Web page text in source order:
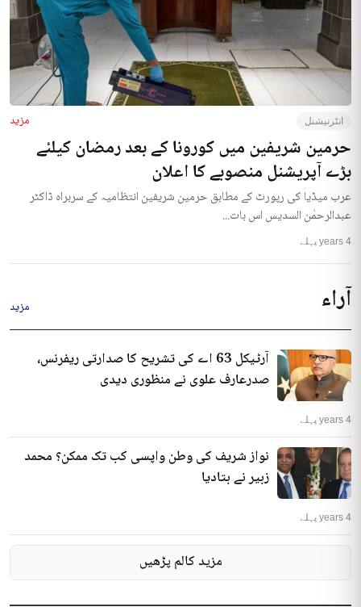
انٹرنیشنل مزید
حرمین شریفین میں کورونا کے بعد رمضان کیلئے
بڑے آپریشنل منصوبے کا اعلان
عرب میڈیا کی رپورٹ کے مطابق حرمین شریفین انتظامیہ کے سربراہ ڈاکٹر
عبدالرحمٰن السدیس اس بات...
4 years پہلے
آراء مزید
آرٹیکل 63 اے کی تشریح کا صدارتی ریفرنس،
صدرعارف علوی نے منظوری دیدی
4 years پہلے
نواز شریف کی وطن واپسی کب تک ممکن؟ محمد
زبیر نے بتادیا
4 years پہلے
مزید کالم پڑھیں